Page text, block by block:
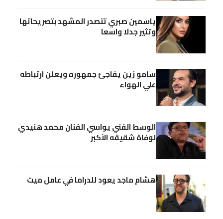
ياسمين صبري تتصدر المشهد بتصريحاتها
وتثير جدلا واسعا
سامو زين يفاجئ جمهوره ويعلن ارتباطه
علي الهواء
الوسط الفني يواسي الفنان محمد هنيدي
لوفاة شقيقه الأكبر
هشام ماجد يعود للدراما في عامل ميت